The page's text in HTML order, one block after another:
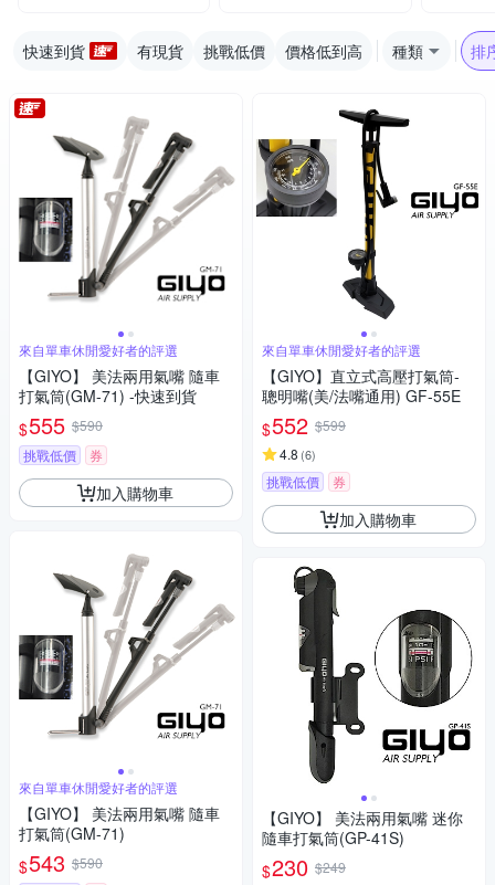
快速到貨 有現貨 挑戰低價 價格低到高 種類 排
來自單車休閒愛好者的評選
【GIYO】 美法兩用氣嘴 隨車
打氣筒(GM-71) -快速到貨
$555 $590
挑戰低價
券
加入購物車
來自單車休閒愛好者的評選
【GIYO】 美法兩用氣嘴 隨車
打氣筒(GM-71)
$543 $590
來自單車休閒愛好者的評選
【GIYO】直立式高壓打氣筒-
聰明嘴(美/法嘴通用) GF-55E
$552 $599
4.8 (6)
挑戰低價 券
加入購物車
【GIYO】 美法兩用氣嘴 迷你
隨車打氣筒(GP-41S)
$230 $249